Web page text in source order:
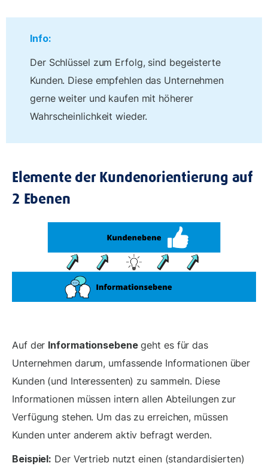
Info:
Der Schlüssel zum Erfolg, sind begeisterte
Kunden. Diese empfehlen das Unternehmen
gerne weiter und kaufen mit höherer
Wahrscheinlichkeit wieder.
Elemente der Kundenorientierung auf
2 Ebenen
Auf der Informationsebenegeht es für das
Unternehmen darum, umfassende Informationen über
Kunden (und Interessenten) zu sammeln. Diese
Informationen müssen intern allen Abteilungen zur
Verfügung stehen. Um das zu erreichen, müssen
Kunden unter anderem aktiv befragt werden.
Beispiel: Der Vertrieb nutzt einen (standardisierten)